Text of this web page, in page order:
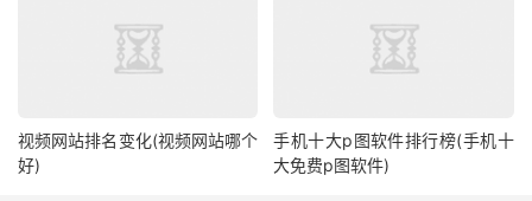
视频网站排名变化(视频网站哪个
好)
手机十大p图软件排行榜(手机十
大免费p图软件)